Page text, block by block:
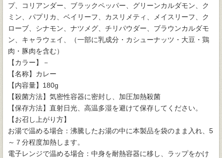
プ、コリアンダー、ブラックペッパー、グリーンカルダモン、ク
ミン、パプリカ、ベイリーフ、カスリメティ、メイスリーフ、ク
ローブ、シナモン、ナツメグ、チリパウダー、ブラウンカルダモ
ン、キャラウェイ、（一部に乳成分・カシューナッツ・大豆・鶏
肉・豚肉を含む）
【カラー】－
【名称】カレー
【内容量】180g
【殺菌方法】気密性容器に密封し、加圧加熱殺菌
【保存方法】直射日光、高温多湿を避けて保存してください。
【お召し上がり方】
お湯で温める場合：沸騰したお湯の中に本製品を袋のまま入れ、5
～７分程度加熱します。
電子レンジで温める場合：中身を耐熱容器に移し、ラップをかけ